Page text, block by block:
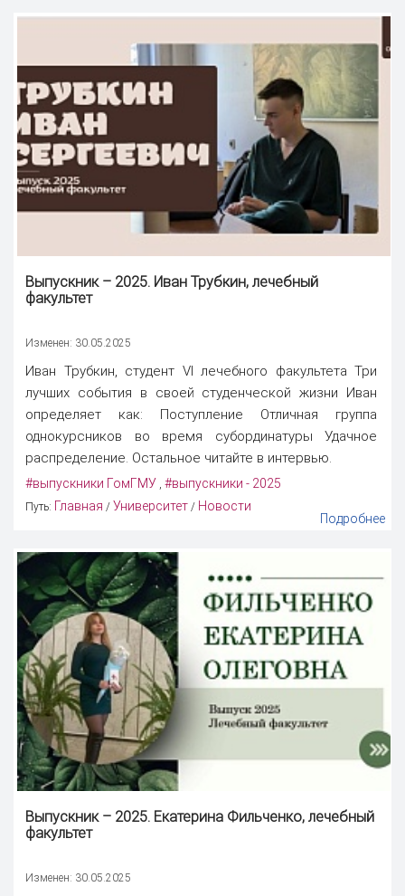
Выпускник – 2025. Иван Трубкин, лечебный
факультет
Изменен: 30.05.2025
Иван Трубкин, студент VI лечебного факультета Три
лучших события в своей студенческой жизни Иван
определяет как: Поступление Отличная группа
однокурсников во время субординатуры Удачное
распределение. Остальное читайте в интервью.
#выпускники ГомГМУ #выпускники - 2025
Путь: Главная / Университет / Новости
Подробнее
Выпускник – 2025. Екатерина Фильченко, лечебный
факультет
Изменен: 30.05.2025